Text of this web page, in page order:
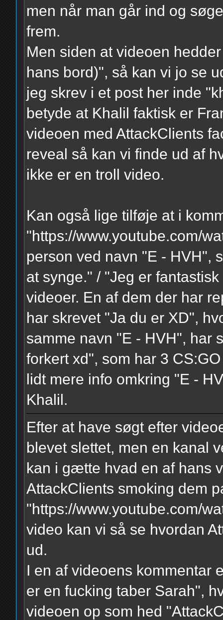
men når man går ind og
frem.
Men siden at videoen
hans bord)", så kan vi jo se
jeg skrev i et post her inde
betyde at Khalil faktisk er
videoen med AttackClients
reveal så kan vi finde ud af
ikke er en troll video.
Kan også lige tilføje at i
"https://www.youtube.com/
person ved navn "E - HVH",
at synge." / "Jeg er
videoer. En af dem der har
har skrevet "Ja du er XD",
samme navn "E - HVH", har
forkert xd", som har 3
lidt mere info omkring "E -
Khalil.
Efter at have søgt efter
blevet slettet, men en kanal
kan i gætte hvad en af hans
AttackClients smoking dem
"https://www.youtube.com/
video kan vi så se hvordan
ud.
I en af videoens kommentar
er en fucking taber Sarah",
videoen op som hed